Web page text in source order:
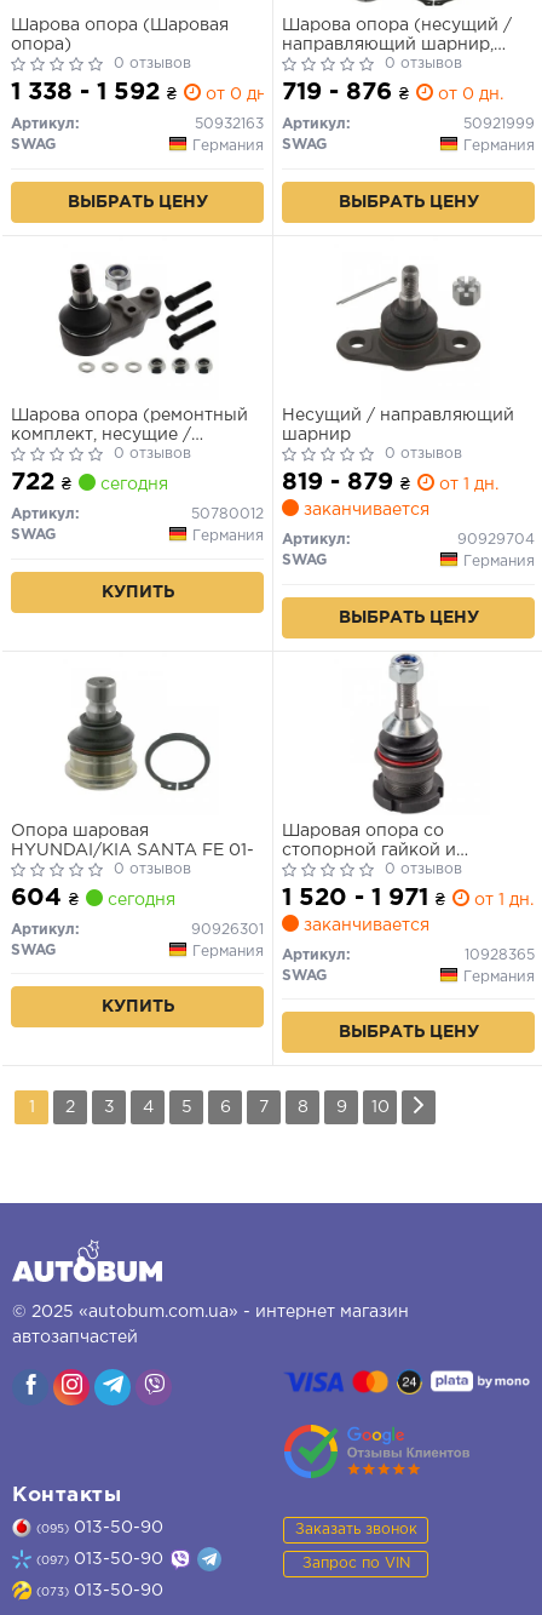
Шарова опора (Шаровая
опора)
0 отзывов
1 338 - 1 592 ₴ от 0 дн.
Артикул:
50932163
SWAG
Германия
ВЫБРАТЬ ЦЕНУ
Шарова опора (несущий /
направляющий шарнир,
передний мост FORD
TRANSIT NOVY)
0 отзывов
719 - 876 ₴ от 0 дн.
Артикул:
50921999
SWAG
Германия
ВЫБРАТЬ ЦЕНУ
Шарова опора (ремонтный
комплект, несущие /
направляющие шарниры,
передняя ось нижняя)
0 отзывов
722 ₴ сегодня
Артикул:
50780012
SWAG
Германия
КУПИТЬ
Несущий / направляющий
шарнир
0 отзывов
819 - 879 ₴
от 1 дн.
заканчивается
Артикул:
90929704
SWAG
Германия
ВЫБРАТЬ ЦЕНУ
Опора шаровая
HYUNDAI/KIA SANTA FE 01-
0 отзывов
604 ₴ сегодня
Артикул:
90926301
SWAG
Германия
КУПИТЬ
Шаровая опора со
стопорной гайкой и
стопорным кольцом
0 отзывов
1 520 - 1 971 ₴
от 1 дн.
заканчивается
Артикул:
10928365
SWAG
Германия
ВЫБРАТЬ ЦЕНУ
1 2 3 4 5 6 7 8 9 10
© 2025 «autobum.com.ua» - интернет магазин
автозапчастей
Контакты
(095) 013-50-90
(097) 013-50-90
(073) 013-50-90
Заказать звонок
Запрос по VIN